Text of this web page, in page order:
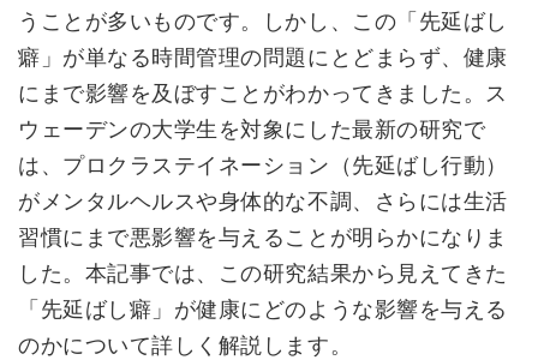
うことが多いものです。しかし、この「先延ばし
癖」が単なる時間管理の問題にとどまらず、健康
にまで影響を及ぼすことがわかってきました。ス
ウェーデンの大学生を対象にした最新の研究で
は、プロクラステイネーション（先延ばし行動）
がメンタルヘルスや身体的な不調、さらには生活
習慣にまで悪影響を与えることが明らかになりま
した。本記事では、この研究結果から見えてきた
「先延ばし癖」が健康にどのような影響を与える
のかについて詳しく解説します。